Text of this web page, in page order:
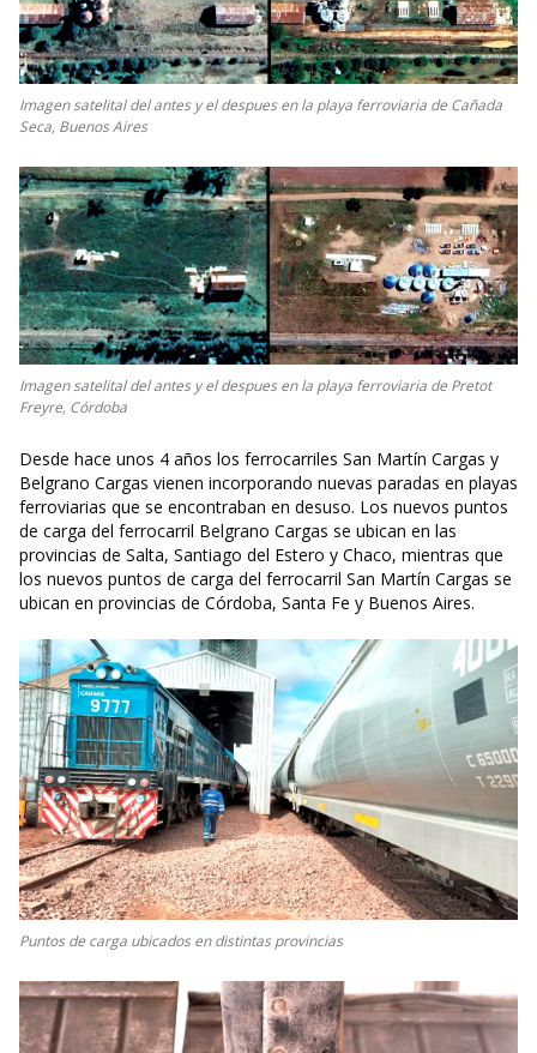
Imagen satelital del antes y el despues en la playa ferroviaria de Cañada
Seca, Buenos Aires
Imagen satelital del antes y el despues en la playa ferroviaria de Pretot
Freyre, Córdoba
Desde hace unos 4 años los ferrocarriles San Martín Cargas y
Belgrano Cargas vienen incorporando nuevas paradas en playas
ferroviarias que se encontraban en desuso. Los nuevos puntos
de carga del ferrocarril Belgrano Cargas se ubican en las
provincias de Salta, Santiago del Estero y Chaco, mientras que
los nuevos puntos de carga del ferrocarril San Martín Cargas se
ubican en provincias de Córdoba, Santa Fe y Buenos Aires.
Puntos de carga ubicados en distintas provincias